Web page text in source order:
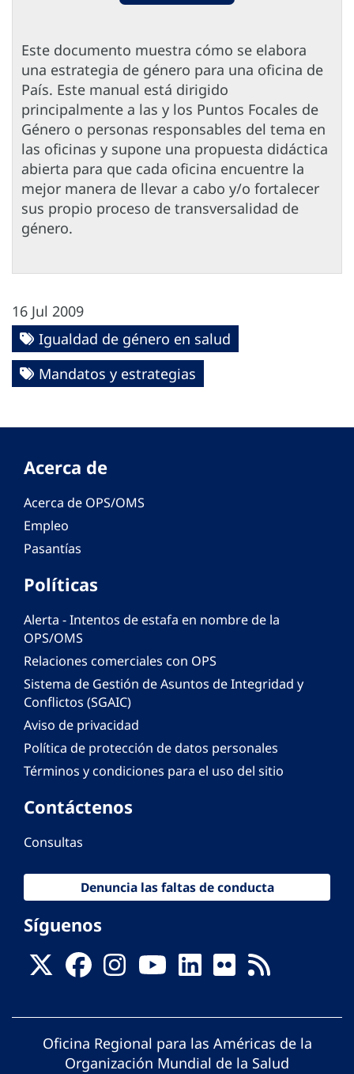
Este documento muestra cómo se elabora
una estrategia de género para una oficina de
País. Este manual está dirigido
principalmente a las y los Puntos Focales de
Género o personas responsables del tema en
las oficinas y supone una propuesta didáctica
abierta para que cada oficina encuentre la
mejor manera de llevar a cabo y/o fortalecer
sus propio proceso de transversalidad de
género.
16 Jul 2009
Igualdad de género en salud
Mandatos y estrategias
Acerca de
Acerca de OPS/OMS
Empleo
Pasantías
Políticas
Alerta - Intentos de estafa en nombre de la
OPS/OMS
Relaciones comerciales con OPS
Sistema de Gestión de Asuntos de Integridad y
Conflictos (SGAIC)
Aviso de privacidad
Política de protección de datos personales
Términos y condiciones para el uso del sitio
Contáctenos
Consultas
Denuncia las faltas de conducta
Síguenos
Oficina Regional para las Américas de la
Organización Mundial de la Salud